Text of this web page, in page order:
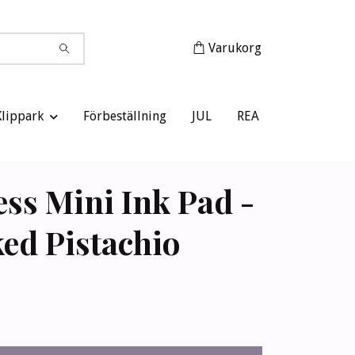
Varukorg
Förbeställning JUL
REA
Mini Ink Pad -
Pistachio